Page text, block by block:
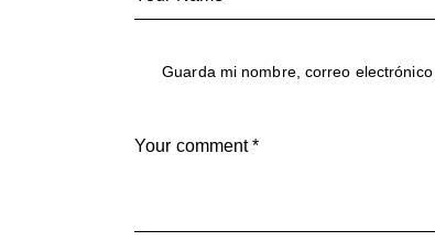
Guarda mi nombre, correo